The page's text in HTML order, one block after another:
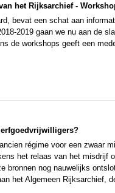
het Rijksarchief -
bevat een schat aan
2019 gaan we nu aan de
de workshops geeft een
erfgoedvrijwilligers?
régime voor een zwaar
het relaas van het
bronnen nog nauwelijks
het Algemeen Rijksarchief,